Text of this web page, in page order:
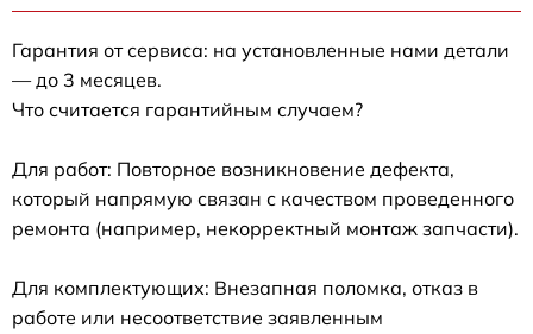
Гарантия от сервиса: на установленные нами детали
— до 3 месяцев.
Что считается гарантийным случаем?
Для работ: Повторное возникновение дефекта,
который напрямую связан с качеством проведенного
ремонта (например, некорректный монтаж запчасти).
Для комплектующих: Внезапная поломка, отказ в
работе или несоответствие заявленным